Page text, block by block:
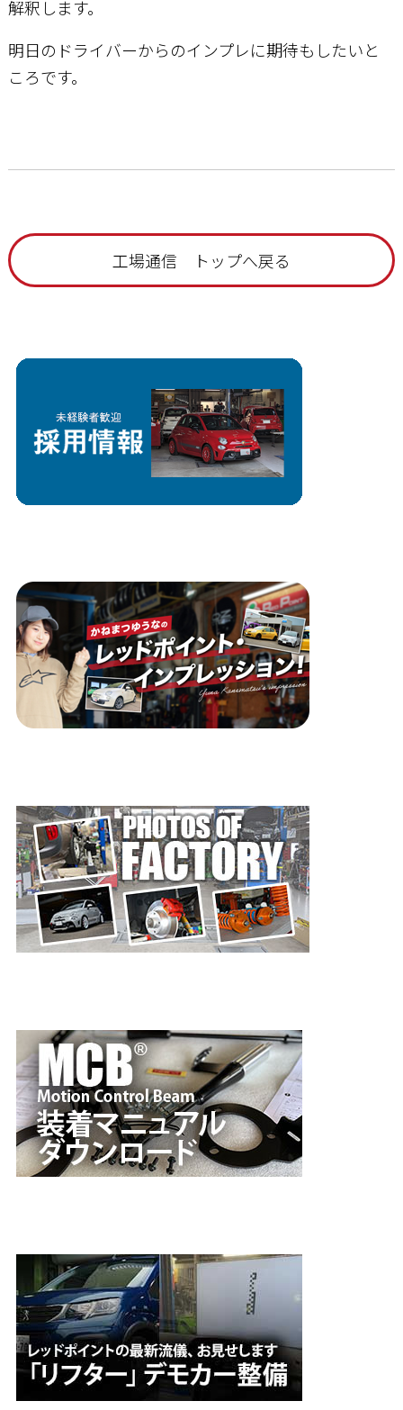
解釈します。
明日のドライバーからのインプレに期待もしたいと
ころです。
工場通信 トップへ戻る